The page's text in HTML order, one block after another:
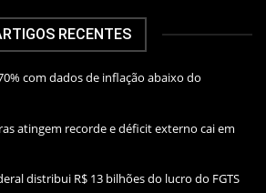
RECENTES
com dados de inflação abaixo do
atingem recorde e déficit externo cai em
distribui R$ 13 bilhões do lucro do FGTS